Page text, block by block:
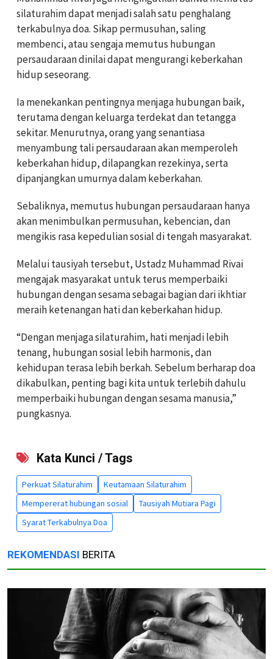
silaturahim dapat menjadi salah satu penghalang
terkabulnya doa. Sikap permusuhan, saling
membenci, atau sengaja memutus hubungan
persaudaraan dinilai dapat mengurangi keberkahan
hidup seseorang.
Ia menekankan pentingnya menjaga hubungan baik,
terutama dengan keluarga terdekat dan tetangga
sekitar. Menurutnya, orang yang senantiasa
menyambung tali persaudaraan akan memperoleh
keberkahan hidup, dilapangkan rezekinya, serta
dipanjangkan umurnya dalam keberkahan.
Sebaliknya, memutus hubungan persaudaraan hanya
akan menimbulkan permusuhan, kebencian, dan
mengikis rasa kepedulian sosial di tengah masyarakat.
Melalui tausiyah tersebut, Ustadz Muhammad Rivai
mengajak masyarakat untuk terus memperbaiki
hubungan dengan sesama sebagai bagian dari ikhtiar
meraih ketenangan hati dan keberkahan hidup.
“Dengan menjaga silaturahim, hati menjadi lebih
tenang, hubungan sosial lebih harmonis, dan
kehidupan terasa lebih berkah. Sebelum berharap doa
dikabulkan, penting bagi kita untuk terlebih dahulu
memperbaiki hubungan dengan sesama manusia,”
pungkasnya.
Kata Kunci / Tags
Perkuat Silaturahim
Keutamaan Silaturahim
Mempererat hubungan sosial
Tausiyah Mutiara Pagi
Syarat Terkabulnya Doa
REKOMENDASI BERITA